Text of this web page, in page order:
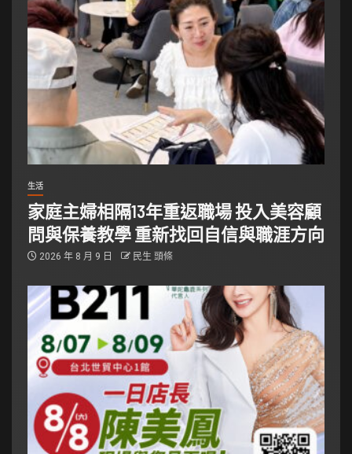
生活
家庭主婦相隔13年重返職場 投入美容顧
問與保養教學 重新找回自信與職涯方向
2026 年 8 月 9 日 民生 頭條